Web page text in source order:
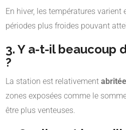
En hiver, les températures varient
périodes plus froides pouvant
3. Y a-t-il beaucoup
?
La station est relativement
zones exposées comme le
être plus venteuses.